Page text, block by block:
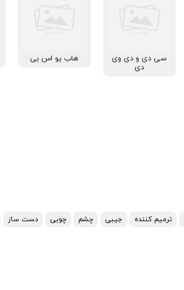
سی دی و دی وی
دی
هاب یو اس بی
ترمیم کننده جیبی چشم چوبی دست ساز